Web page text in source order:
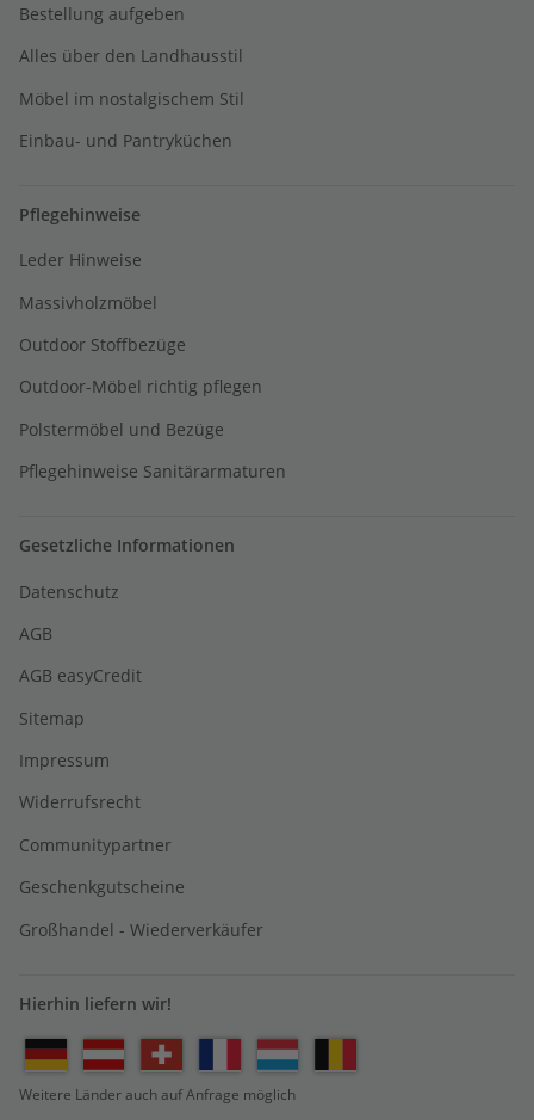
Bestellung aufgeben
Alles über den Landhausstil
Möbel im nostalgischem Stil
Einbau- und Pantryküchen
Pflegehinweise
Leder Hinweise
Massivholzmöbel
Outdoor Stoffbezüge
Outdoor-Möbel richtig pflegen
Polstermöbel und Bezüge
Pflegehinweise Sanitärarmaturen
Gesetzliche Informationen
Datenschutz
AGB
AGB easyCredit
Sitemap
Impressum
Widerrufsrecht
Communitypartner
Geschenkgutscheine
Großhandel - Wiederverkäufer
Hierhin liefern wir!
Weitere Länder auch auf Anfrage möglich